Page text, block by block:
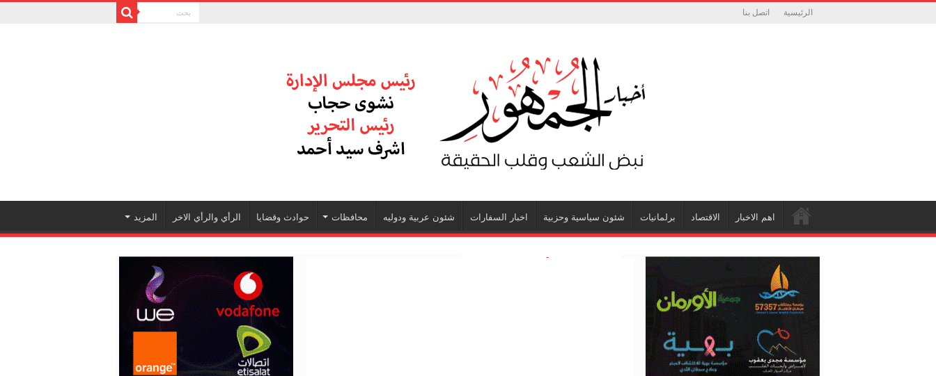
الرئيسية اتصل بنا
اهم الاخبار الاقتصاد برلمانيات شئون سياسية وحزبية اخبار السفارات شئون عربية ودوليه محافظات حوادث وقضايا الرأي والرأي الاخر المزيد